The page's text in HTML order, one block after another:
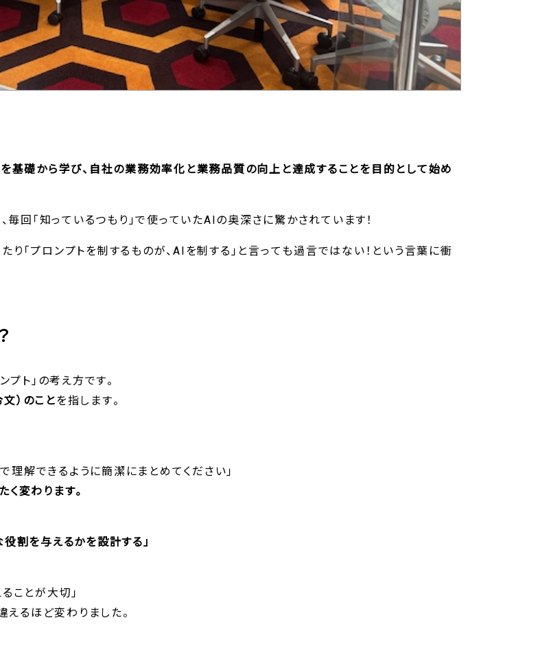
を基礎から学び、自社の業務効率化と業務品質の向上と達成することを目的として始め
回「知っているつもり」で使っていたAIの奥深さに驚かされています！
り「プロンプトを制するものが、AIを制する」と言っても過言ではない！という言葉に衝
ト」の考え方です。
）のことを指します。
理解できるように簡潔にまとめてください」
く変わります。
割を与えるかを設計する」
ことが大切」
えるほど変わりました。